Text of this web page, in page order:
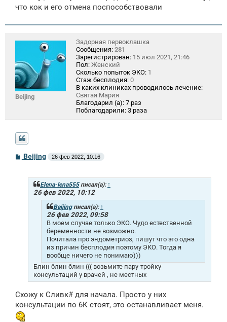
что кок и его отмена поспособствовали
Beijing
Задорная первоклашка
Сообщения: 281
Зарегистрирован: 15 июл 2021, 21:46
Пол: Женский
Сколько попыток ЭКО: 1
Стаж бесплодия: 0
В каких клиниках проводилось лечение:
Святая Мария
Благодарил (а): 7 раз
Поблагодарили: 3 раза
С
о
Beijing 26 фев 2022, 10:16
Elena-lena555писал(а): ↑
26 фев 2022, 10:12
Beijingписал(а): ↑
26 фев 2022, 09:58
В моем случае только ЭКО. Чудо естественной
беременности не возможно.
Почитала про эндометриоз, пишут что это одна
из причин бесплодия поэтому ЭКО. Тогда я
вообще ничего не понимаю)))
Блин блин блин ((( возьмите пару-тройку
консультаций у врачей , не местных
Схожу к Сливк# для начала. Просто у них
консультации по 6К стоят, это останавливает меня.